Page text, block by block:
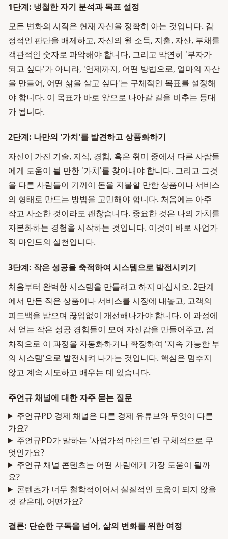
1단계: 냉철한 자기 분석과 목표 설정
모든 변화의 시작은 현재 자신을 정확히 아는 것입니다. 감
정적인 판단을 배제하고, 자신의 월 소득, 지출, 자산, 부채를
객관적인 숫자로 파악해야 합니다. 그리고 막연히 '부자가
되고 싶다'가 아니라, '언제까지, 어떤 방법으로, 얼마의 자산
을 만들어, 어떤 삶을 살고 싶다'는 구체적인 목표를 설정해
야 합니다. 이 목표가 바로 앞으로 나아갈 길을 비추는 등대
가 됩니다.
2단계: 나만의 '가치'를 발견하고 상품화하기
자신이 가진 기술, 지식, 경험, 혹은 취미 중에서 다른 사람들
에게 도움이 될 만한 '가치'를 찾아내야 합니다. 그리고 그것
을 다른 사람들이 기꺼이 돈을 지불할 만한 상품이나 서비스
의 형태로 만드는 방법을 고민해야 합니다. 처음에는 아주
작고 사소한 것이라도 괜찮습니다. 중요한 것은 나의 가치를
자본화하는 경험을 시작하는 것입니다. 이것이 바로 사업가
적 마인드의 실천입니다.
3단계: 작은 성공을 축적하여 시스템으로 발전시키기
처음부터 완벽한 시스템을 만들려고 하지 마십시오. 2단계
에서 만든 작은 상품이나 서비스를 시장에 내놓고, 고객의
피드백을 받으며 끊임없이 개선해나가야 합니다. 이 과정에
서 얻는 작은 성공 경험들이 모여 자신감을 만들어주고, 점
차적으로 이 과정을 자동화하거나 확장하여 '지속 가능한 부
의 시스템'으로 발전시켜 나가는 것입니다. 핵심은 멈추지
않고 계속 시도하고 배우는 데 있습니다.
주언규 채널에 대한 자주 묻는 질문
주언규PD 경제 채널은 다른 경제 유튜브와 무엇이 다른
가요?
주언규PD가 말하는 '사업가적 마인드'란 구체적으로 무
엇인가요?
주언규 채널 콘텐츠는 어떤 사람에게 가장 도움이 될까
요?
콘텐츠가 너무 철학적이어서 실질적인 도움이 되지 않을
것 같은데, 어떤가요?
결론: 단순한 구독을 넘어, 삶의 변화를 위한 여정